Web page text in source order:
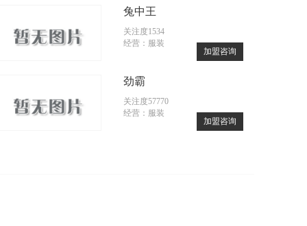
兔中王
关注度1534
经营：服装
加盟咨询
劲霸
关注度57770
经营：服装
加盟咨询